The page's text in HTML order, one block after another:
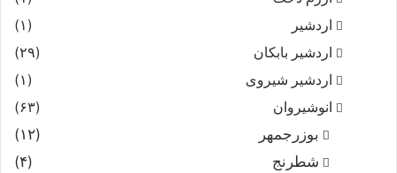
اردشیر
(۱)
اردشیر بابکان
(۲۹)
اردشیر شیروی
(۱)
انوشیروان
(۶۳)
بوزرجمهر
(۱۲)
شطرنج
(۴)